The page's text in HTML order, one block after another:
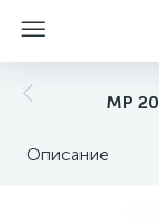
MP
Описание